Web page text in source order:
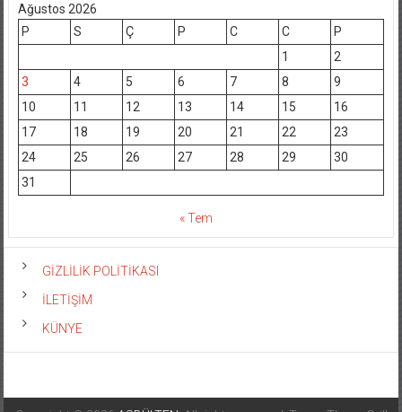
Ağustos 2026
P
S Ç P C C
P
1
2
3
4 5 6 7 8
9
10
11 12 13 14 15
16
17
18 19 20 21 22
23
24
25 26 27 28 29
30
31
« Tem
GİZLİLİK POLİTİKASI
İLETİŞİM
KÜNYE